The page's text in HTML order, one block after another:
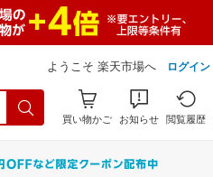
ようこそ 楽天市場へ ログイン
買い物かご お知らせ 閲覧履歴